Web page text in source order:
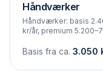
Håndværker
Håndværker: basis
kr/år, premium
Basis fra ca. 3.050